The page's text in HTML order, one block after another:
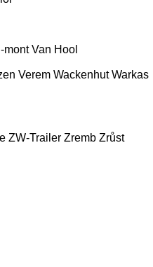
mont Van Hool
Verem Wackenhut Warkas
ZW-Trailer Zremb Zrůst